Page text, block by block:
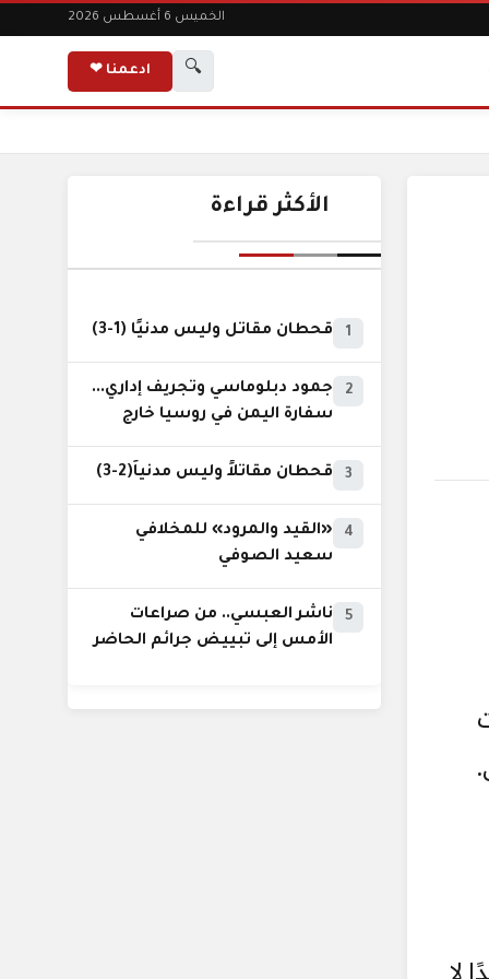
الخميس 6 أغسطس 2026
🔍 ادعمنا ❤
لا
الأكثر قراءة
1 قحطان مقاتل وليس مدنيًا (1-3)
2
جمود دبلوماسي وتجريف إداري...
سفارة اليمن في روسيا خارج
3 قحطان مقاتلاً وليس مدنياً(2-3)
4
«القيد والمرود» للمخلافي
سعيد الصوفي
5
ناشر العبسي.. من صراعات
الأمس إلى تبييض جرائم الحاضر